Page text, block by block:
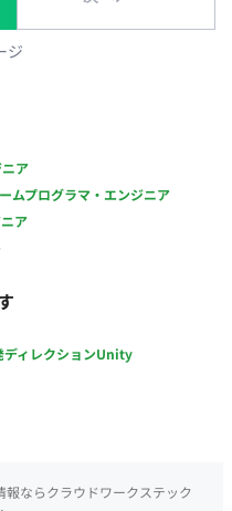
2026年12月31日） ※参画
9月参画も相談可能） ・ 募
ジ
ア
ムプログラマ・エンジニア
ア
ディレクションUnity
ならクラウドワークステック